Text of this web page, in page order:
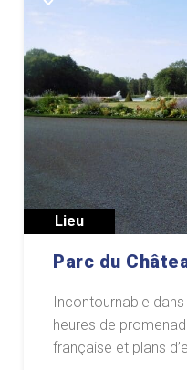
Lieu
Parc du
Incontournable
heures de
française et plans